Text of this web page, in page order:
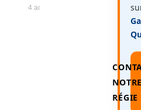
4 août 2026
NOTRE
RÉGIE